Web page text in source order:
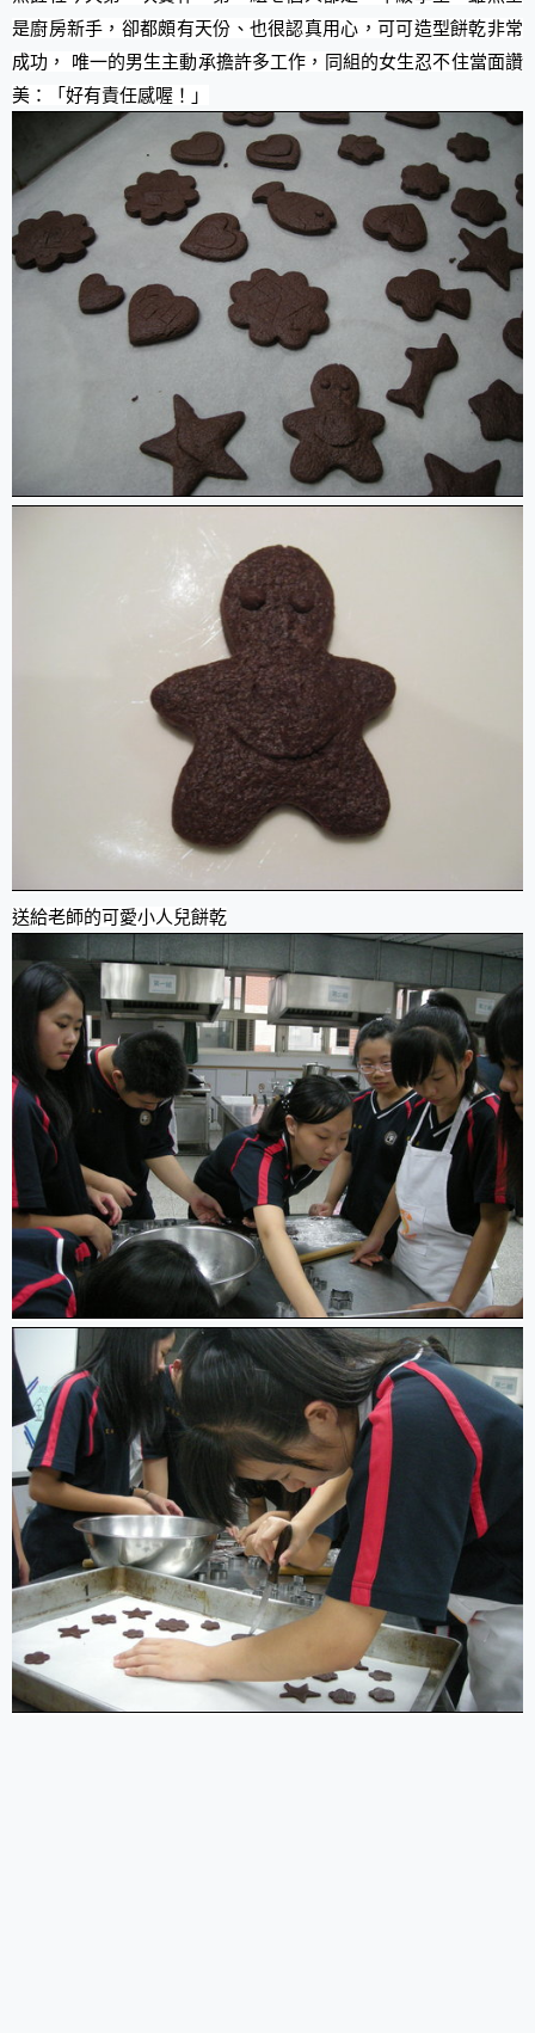
是廚房新手，卻都頗有天份、也很認真用心，可可造型餅乾非常
成功， 唯一的男生主動承擔許多工作，同組的女生忍不住當面讚
美：「好有責任感喔！」
送給老師的可愛小人兒餅乾